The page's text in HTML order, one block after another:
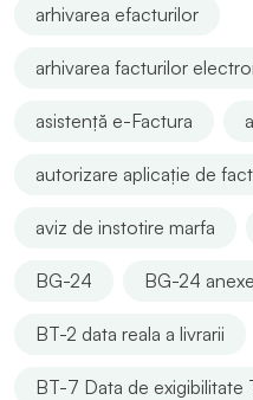
arhivarea efacturilor
arhivarea facturilor
asistență e-Factura
autorizare aplicație de
aviz de instotire marfa
BG-24 BG-24
BT-2 data reala a livrarii
BT-7 Data de exigibilitate